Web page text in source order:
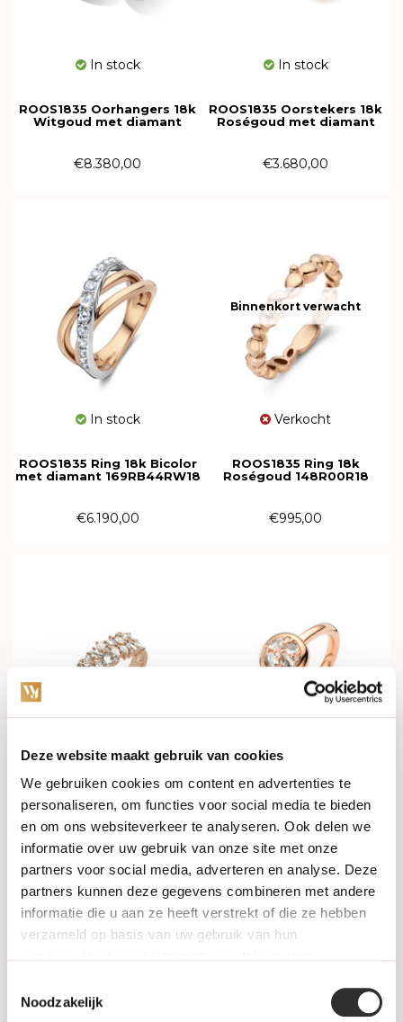
Deze website maakt gebruik van cookies
We gebruiken cookies om content en advertenties te
personaliseren, om functies voor social media te bieden
en om ons websiteverkeer te analyseren. Ook delen we
informatie over uw gebruik van onze site met onze
partners voor social media, adverteren en analyse. Deze
partners kunnen deze gegevens combineren met andere
informatie die u aan ze heeft verstrekt of die ze hebben
verzameld op basis van uw gebruik van hun
Noodzakelijk
In stock
ROOS1835 Oorhangers 18k
Witgoud met diamant
€8.380,00
In stock
ROOS1835 Oorstekers 18k
Roségoud met diamant
€3.680,00
In stock
ROOS1835 Ring 18k Bicolor
met diamant 169RB44RW18
€6.190,00
Binnenkort verwacht
Verkocht
ROOS1835 Ring 18k
Roségoud 148R00R18
€995,00
Roségoud met 1.16ct
roosdiamant 150AR116R18
€5.990,00
Roségoud met diamant
034R50R18
€3.990,00